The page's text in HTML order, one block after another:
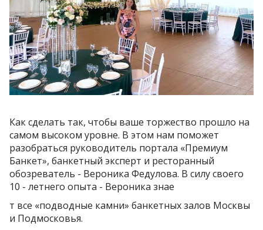
Как сделать так, чтобы ваше торжество прошло на
самом высоком уровне. В этом нам поможет
разобраться руководитель портала «Премиум
Банкет», банкетный эксперт и ресторанный
обозреватель - Вероника Федулова. В силу своего
10 - летнего опыта - Вероника знае
т все «подводные камни» банкетных залов Москвы
и Подмосковья.